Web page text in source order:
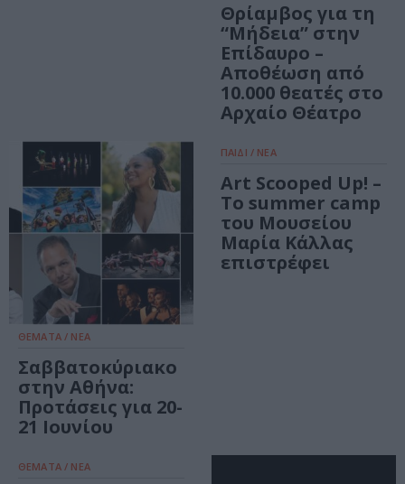
Θρίαμβος για τη
“Μήδεια” στην
Επίδαυρο –
Αποθέωση από
10.000 θεατές στο
Αρχαίο Θέατρο
ΘΕΜΑΤΑ / ΝΕΑ
Σαββατοκύριακο
στην Αθήνα:
Προτάσεις για 20-
21 Ιουνίου
ΠΑΙΔΙ / ΝΕΑ
Art Scooped Up! –
Το summer camp
του Μουσείου
Μαρία Κάλλας
επιστρέφει
ΘΕΜΑΤΑ / ΝΕΑ